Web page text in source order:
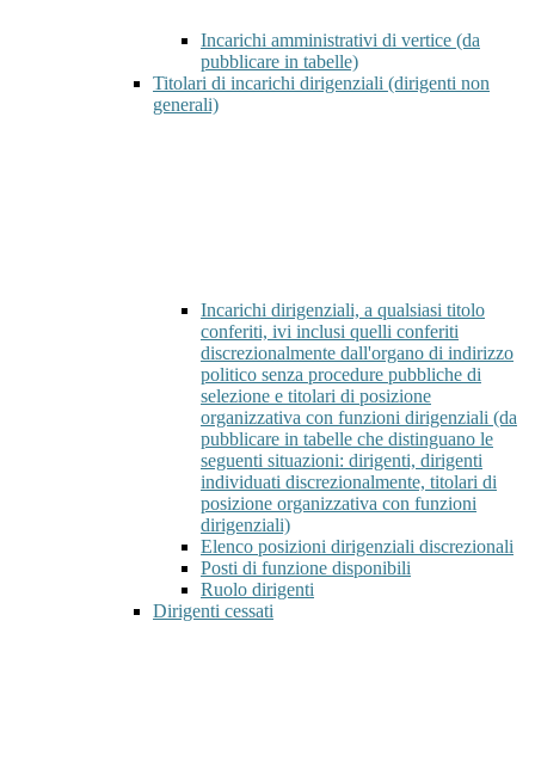
Incarichi amministrativi di vertice (da
pubblicare in tabelle)
Titolari di incarichi dirigenziali (dirigenti non
generali)
Incarichi dirigenziali, a qualsiasi titolo
conferiti, ivi inclusi quelli conferiti
discrezionalmente dall'organo di indirizzo
politico senza procedure pubbliche di
selezione e titolari di posizione
organizzativa con funzioni dirigenziali (da
pubblicare in tabelle che distinguano le
seguenti situazioni: dirigenti, dirigenti
individuati discrezionalmente, titolari di
posizione organizzativa con funzioni
dirigenziali)
Elenco posizioni dirigenziali discrezionali
Posti di funzione disponibili
Ruolo dirigenti
Dirigenti cessati